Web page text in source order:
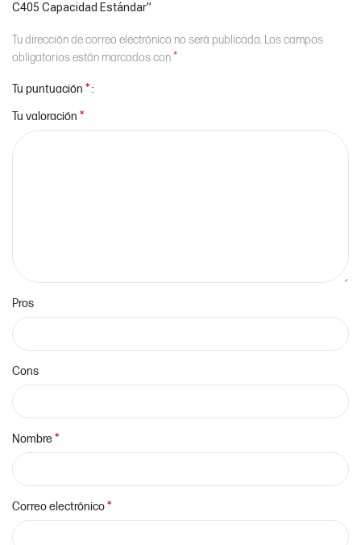
C405 Capacidad Estándar”
Tu dirección de correo electrónico no será publicada. Los campos
obligatorios están marcados con*
Tu puntuación *
Tu valoración *
Pros
Cons
Nombre*
Correo electrónico*